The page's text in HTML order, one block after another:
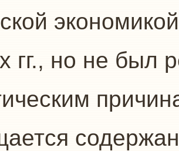
гг., но не был